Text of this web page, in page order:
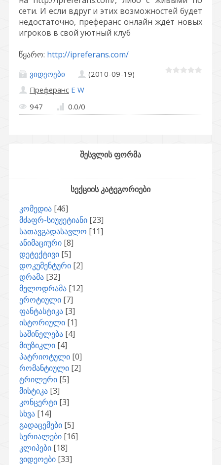
сети. И если вдруг и этих возможностей будет
недостаточно, преферанс онлайн ждёт новых
игроков в свой уютный клуб
წყარო: http://ipreferans.com/
ვიდეოები
(2010-09-19)
Преферанс E W
947
0.0/0
შესვლის ფორმა
სექციის კატეგორიები
კომედია [46]
მძაფრ-სიუჟეტიანი [23]
სათავგადასავლო [11]
ანიმაციური [8]
დეტექტივი [5]
დოკუმენტური [2]
დრამა [32]
მელოდრამა [12]
ეროტიული [7]
ფანტასტიკა [3]
ისტორიული [1]
საშინელება [4]
მიუზიკლი [4]
პატრიოტული [0]
რომანტიული [2]
ტრილერი [5]
მისტიკა [3]
კონცერტი [3]
სხვა [14]
გადაცემები [5]
სერიალები [16]
კლიპები [18]
ვიდეოები [33]